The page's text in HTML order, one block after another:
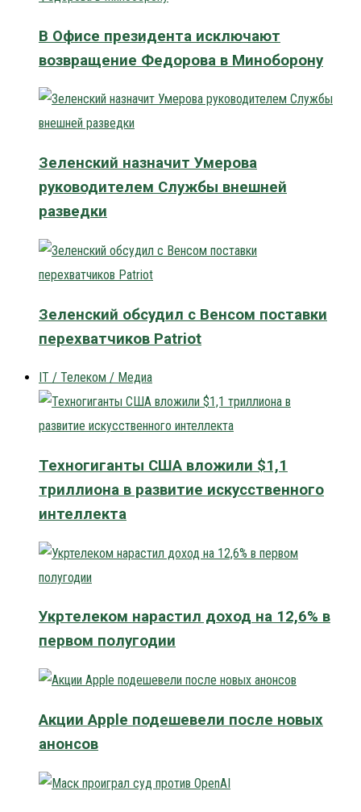
В Офисе президента исключают
возвращение Федорова в Миноборону
Зеленский назначит Умерова
руководителем Службы внешней
разведки
Зеленский обсудил с Венсом поставки
перехватчиков Patriot
IT / Телеком / Медиа
Техногиганты США вложили $1,1
триллиона в развитие искусственного
интеллекта
Укртелеком нарастил доход на 12,6% в
первом полугодии
Акции Apple подешевели после новых
анонсов